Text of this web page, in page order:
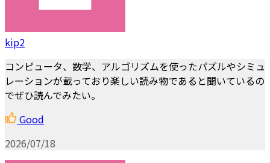
kip2
コンピュータ、数学、アルゴリズムを使ったパズルやシミュ
レーションが載っており楽しい読み物であると聞いているの
でぜひ読んでみたい。
Good
2026/07/18